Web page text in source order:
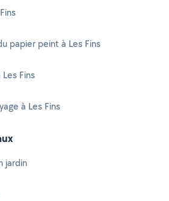
papier peint à Les Fins
Fins
à Les Fins
jardin